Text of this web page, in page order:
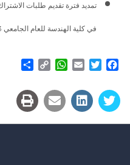
تمديد فترة تقديم طلبات
في كلية الهندسة للعام الجامعي 2023 – 2024
Facebook
Twitter
Email
WhatsApp
Copy